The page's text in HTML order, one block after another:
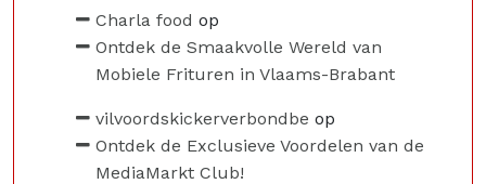
Charla food op
Ontdek de Smaakvolle Wereld van
Mobiele Frituren in Vlaams-Brabant
vilvoordskickerverbondbe op
Ontdek de Exclusieve Voordelen van de
MediaMarkt Club!